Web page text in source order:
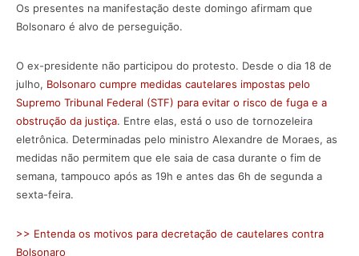
Os presentes na manifestação deste domingo afirmam que
Bolsonaro é alvo de perseguição.
O ex-presidente não participou do protesto. Desde o dia 18 de
julho, Bolsonaro cumpre medidas cautelares impostas pelo
Supremo Tribunal Federal (STF) para evitar o risco de fuga e a
obstrução da justiça. Entre elas, está o uso de tornozeleira
eletrônica. Determinadas pelo ministro Alexandre de Moraes, as
medidas não permitem que ele saia de casa durante o fim de
semana, tampouco após as 19h e antes das 6h de segunda a
sexta-feira.
>> Entenda os motivos para decretação de cautelares contra
Bolsonaro